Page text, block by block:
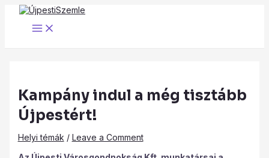
Skip
content
Main
Menu
Kampány indul a még tisztább
Újpestért!
Helyi témák / Leave a Comment
Post
navigation
Type
here..
Name*
Email*
Website